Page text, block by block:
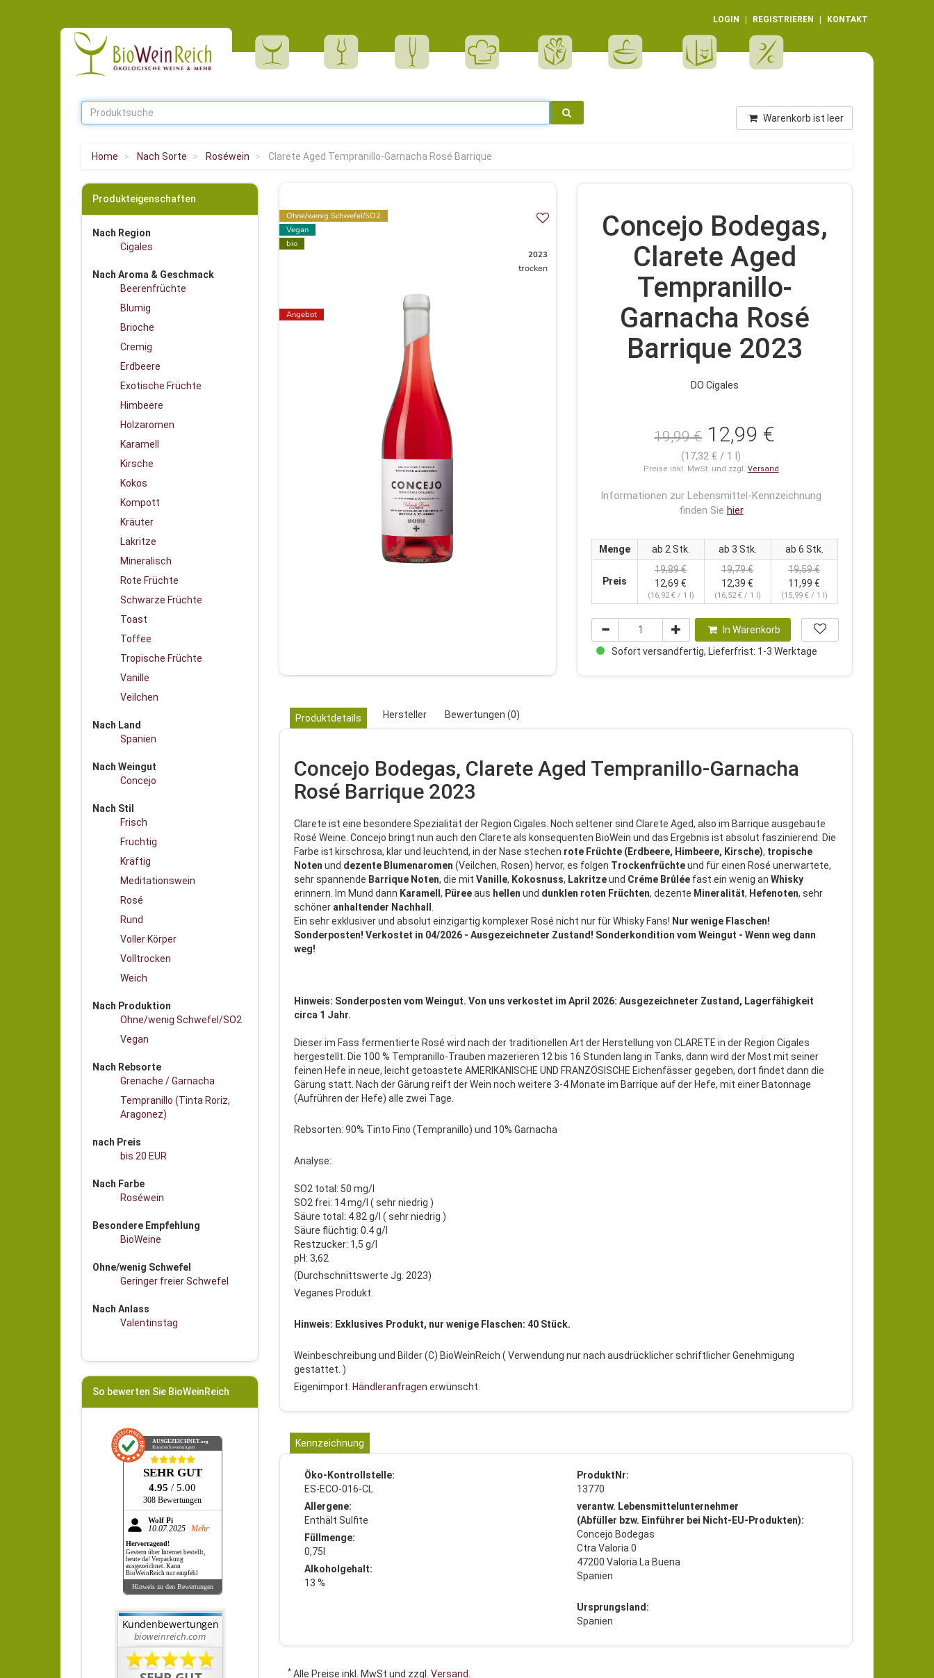
LOGIN REGISTRIEREN KONTAKT
Warenkorb ist leer
Home Nach Sorte Roséwein Clarete Aged Tempranillo-Garnacha Rosé Barrique
Produkteigenschaften
Nach Region
Cigales
Nach Aroma & Geschmack
Beerenfrüchte
Blumig
Brioche
Cremig
Erdbeere
Exotische Früchte
Himbeere
Holzaromen
Karamell
Kirsche
Kokos
Kompott
Kräuter
Lakritze
Mineralisch
Rote Früchte
Schwarze Früchte
Toast
Toffee
Tropische Früchte
Vanille
Veilchen
Nach Land
Spanien
Nach Weingut
Concejo
Nach Stil
Frisch
Fruchtig
Kräftig
Meditationswein
Rosé
Rund
Voller Körper
Volltrocken
Weich
Nach Produktion
Ohne/wenig Schwefel/SO2
Vegan
Nach Rebsorte
Grenache / Garnacha
Tempranillo (Tinta Roriz,
Aragonez)
nach Preis
bis 20 EUR
Nach Farbe
Roséwein
Besondere Empfehlung
BioWeine
Ohne/wenig Schwefel
Geringer freier Schwefel
Nach Anlass
Valentinstag
So bewerten Sie BioWeinReich
AUSGEZEICHNET.org
Kundenbewertungen
SEHR GUT
4.95 / 5.00
308 Bewertungen
Wolf Pi
10.07.2025 Mehr
Hervorragend!
Gestern über Internet bestellt,
heute da! Verpackung
ausgezeichnet. Kann
BioWeinReich nur empfehl
Hinweis zu den Bewertungen
Ohne/wenig Schwefel/SO2
Vegan
bio
Angebot
2023
trocken
Concejo Bodegas,
Clarete Aged
Tempranillo-
Garnacha Rosé
Barrique 2023
DO Cigales
19,99 €12,99 €
(17,32 € / 1 l)
Preise inkl. MwSt. und zzgl. Versand
Informationen zur Lebensmittel-Kennzeichnung
finden Sie hier
Menge ab 2 Stk. ab 3 Stk. ab 6 Stk.
Preis
19,89 €
12,69 €
(16,92 € / 1 l)
19,79 €
12,39 €
(16,52 € / 1 l)
19,59 €
11,99 €
(15,99 € / 1 l)
In Warenkorb
Sofort versandfertig, Lieferfrist: 1-3 Werktage
Produktdetails Hersteller Bewertungen (0)
Concejo Bodegas, Clarete Aged Tempranillo-Garnacha
Rosé Barrique 2023
Clarete ist eine besondere Spezialität der Region Cigales. Noch seltener sind Clarete Aged, also im Barrique ausgebaute
Rosé Weine. Concejo bringt nun auch den Clarete als konsequenten BioWein und das Ergebnis ist absolut faszinierend: Die
Farbe ist kirschrosa, klar und leuchtend, in der Nase stechen rote Früchte (Erdbeere, Himbeere, Kirsche), tropische
Noten und dezente Blumenaromen (Veilchen, Rosen) hervor, es folgen Trockenfrüchteund für einen Rosé unerwartete,
sehr spannende Barrique Noten, die mit Vanille, Kokosnuss, Lakritzeund Créme Brûlée fast ein wenig an Whisky
erinnern. Im Mund dann Karamell , Püreeaus hellen und dunklen roten Früchten, dezente Mineralität, Hefenoten, sehr
schöner anhaltender Nachhall
Ein sehr exklusiver und absolut einzigartig komplexer Rosé nicht nur für Whisky Fans! Nur wenige Flaschen!
Sonderposten! Verkostet in 04/2026 - Ausgezeichneter Zustand! Sonderkondition vom Weingut - Wenn weg dann
weg!
Hinweis: Sonderposten vom Weingut. Von uns verkostet im April 2026: Ausgezeichneter Zustand, Lagerfähigkeit
circa 1 Jahr.
Dieser im Fass fermentierte Rosé wird nach der traditionellen Art der Herstellung von CLARETE in der Region Cigales
hergestellt. Die 100 % Tempranillo-Trauben mazerieren 12 bis 16 Stunden lang in Tanks, dann wird der Most mit seiner
feinen Hefe in neue, leicht getoastete AMERIKANISCHE UND FRANZÖSISCHE Eichenfässer gegeben, dort findet dann die
Gärung statt. Nach der Gärung reift der Wein noch weitere 3-4 Monate im Barrique auf der Hefe, mit einer Batonnage
(Aufrühren der Hefe) alle zwei Tage.
Rebsorten: 90% Tinto Fino (Tempranillo) und 10% Garnacha
Analyse:
SO2 total: 50 mg/l
SO2 frei: 14 mg/l ( sehr niedrig )
Säure total: 4.82 g/l ( sehr niedrig )
Säure flüchtig: 0.4 g/l
Restzucker: 1,5 g/l
pH: 3,62
(Durchschnittswerte Jg. 2023)
Veganes Produkt.
Hinweis: Exklusives Produkt, nur wenige Flaschen: 40 Stück.
Weinbeschreibung und Bilder (C) BioWeinReich ( Verwendung nur nach ausdrücklicher schriftlicher Genehmigung
gestattet. )
Eigenimport. Händleranfragen erwünscht.
Kennzeichnung
Öko-Kontrollstelle:
ES-ECO-016-CL
Allergene:
Enthält Sulfite
Füllmenge:
0,75l
Alkoholgehalt:
13 %
ProduktNr:
13770
verantw. Lebensmittelunternehmer
(Abfüller bzw. Einführer bei Nicht-EU-Produkten):
Concejo Bodegas
Ctra Valoria 0
47200 Valoria La Buena
Spanien
Ursprungsland:
Spanien
* Alle Preise inkl. MwSt und zzgl. Versand